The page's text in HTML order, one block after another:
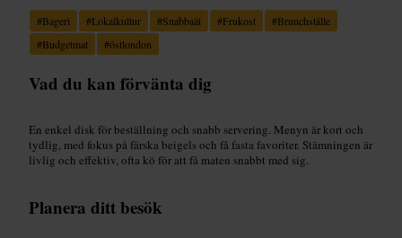
#Bageri #Lokalkultur #Snabbaät #Frukost #Brunchställe
#Budgetmat #östlondon
Vad du kan förvänta dig
En enkel disk för beställning och snabb servering. Menyn är kort och
tydlig, med fokus på färska beigels och få fasta favoriter. Stämningen är
livlig och effektiv, ofta kö för att få maten snabbt med sig.
Planera ditt besök